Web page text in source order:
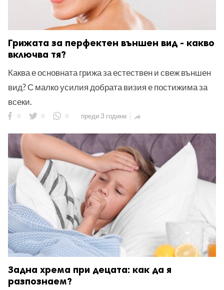
Грижата за перфектен външен вид - какво
включва тя?
Каква е основната грижа за естествен и свеж външен
вид? С малко усилия добрата визия е постижима за
всеки.
0 0 0 преди 3 години 
Задна хрема при децата: как да я
разпознаем?